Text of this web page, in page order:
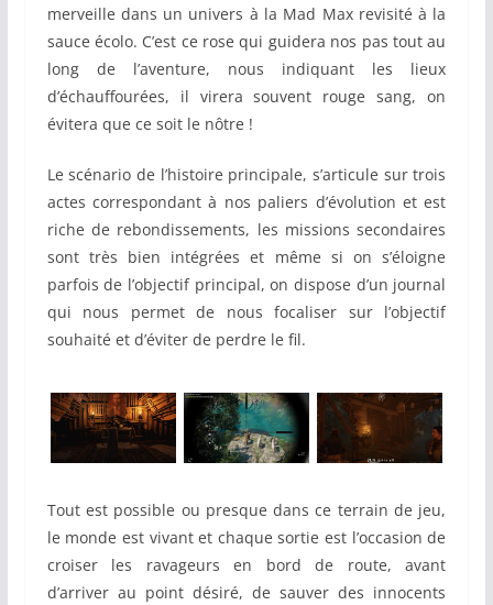
merveille dans un univers à la Mad Max revisité à la
sauce écolo. C’est ce rose qui guidera nos pas tout au
long de l’aventure, nous indiquant les lieux
d’échauffourées, il virera souvent rouge sang, on
évitera que ce soit le nôtre !
Le scénario de l’histoire principale, s’articule sur trois
actes correspondant à nos paliers d’évolution et est
riche de rebondissements, les missions secondaires
sont très bien intégrées et même si on s’éloigne
parfois de l’objectif principal, on dispose d’un journal
qui nous permet de nous focaliser sur l’objectif
souhaité et d’éviter de perdre le fil.
Tout est possible ou presque dans ce terrain de jeu,
le monde est vivant et chaque sortie est l’occasion de
croiser les ravageurs en bord de route, avant
d’arriver au point désiré, de sauver des innocents